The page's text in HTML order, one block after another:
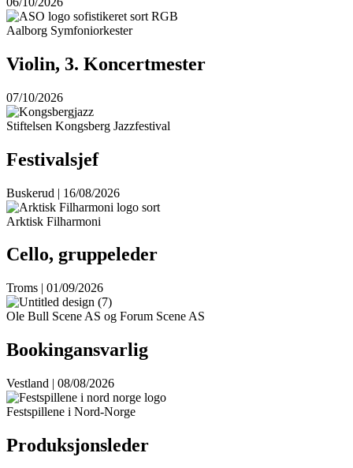
Aalborg Symfoniorkester
Violin, 3. Koncertmester
07/10/2026
Stiftelsen Kongsberg Jazzfestival
Festivalsjef
Buskerud | 16/08/2026
Arktisk Filharmoni
Cello, gruppeleder
Troms | 01/09/2026
Ole Bull Scene AS og Forum Scene AS
Bookingansvarlig
Vestland | 08/08/2026
Festspillene i Nord-Norge
Produksjonsleder